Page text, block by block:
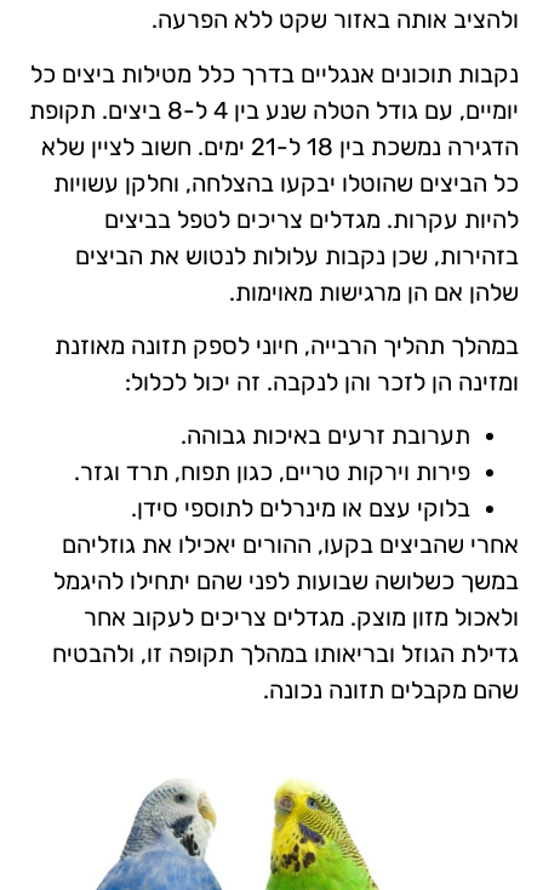
ולהציב אותה באזור שקט ללא הפרעה.
נקבות תוכונים אנגליים בדרך כלל מטילות ביצים כל
יומיים, עם גודל הטלה שנע בין 4 ל-8 ביצים. תקופת
הדגירה נמשכת בין 18 ל-21 ימים. חשוב לציין שלא
כל הביצים שהוטלו יבקעו בהצלחה, וחלקן עשויות
להיות עקרות. מגדלים צריכים לטפל בביצים
בזהירות, שכן נקבות עלולות לנטוש את הביצים
שלהן אם הן מרגישות מאוימות.
במהלך תהליך הרבייה, חיוני לספק תזונה מאוזנת
ומזינה הן לזכר והן לנקבה. זה יכול לכלול:
תערובת זרעים באיכות גבוהה.
פירות וירקות טריים, כגון תפוח, תרד וגזר.
בלוקי עצם או מינרלים לתוספי סידן.
אחרי שהביצים בקעו, ההורים יאכילו את גוזליהם
במשך כשלושה שבועות לפני שהם יתחילו להיגמל
ולאכול מזון מוצק. מגדלים צריכים לעקוב אחר
גדילת הגוזל ובריאותו במהלך תקופה זו, ולהבטיח
שהם מקבלים תזונה נכונה.